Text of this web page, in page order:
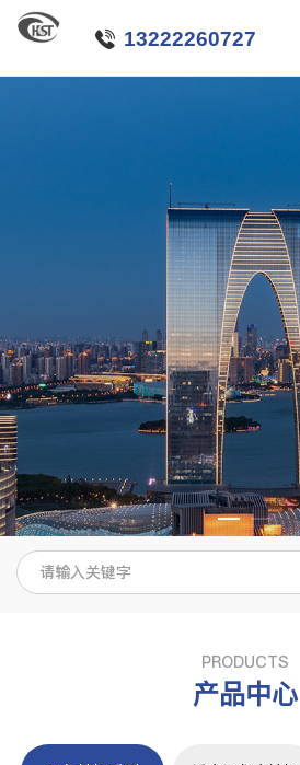
 13222260727
PRODUCTS
产品中心